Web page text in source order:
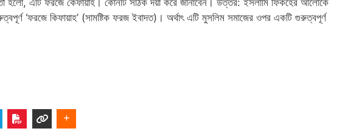
হলো, এটি ফরজে কেফায়াহ। কোনটি সঠিক দয়া করে জানাবেন। উত্তর: ইসলামি ফিকহের আলোকে
‘ফরজে কিফায়াহ’ (সামষ্টিক ফরজ ইবাদত)। অর্থাৎ এটি মুসলিম সমাজের ওপর একটি গুরুত্বপূর্ণ